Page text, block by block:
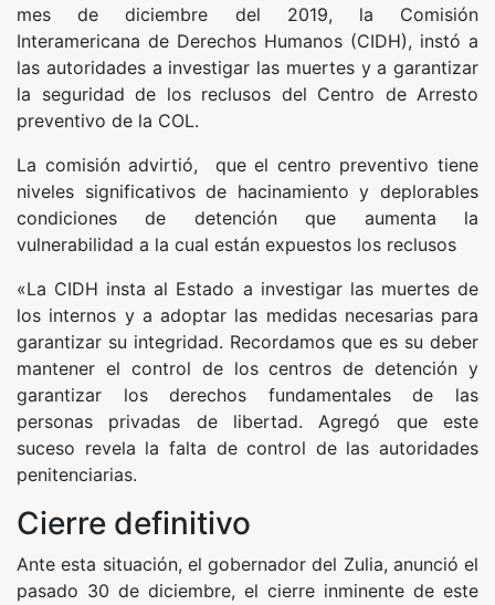
mes de diciembre del 2019, la Comisión
Interamericana de Derechos Humanos (CIDH), instó a
las autoridades a investigar las muertes y a garantizar
la seguridad de los reclusos del Centro de Arresto
preventivo de la COL.
La comisión advirtió, que el centro preventivo tiene
niveles significativos de hacinamiento y deplorables
condiciones de detención que aumenta la
vulnerabilidad a la cual están expuestos los reclusos
«La CIDH insta al Estado a investigar las muertes de
los internos y a adoptar las medidas necesarias para
garantizar su integridad. Recordamos que es su deber
mantener el control de los centros de detención y
garantizar los derechos fundamentales de las
personas privadas de libertad. Agregó que este
suceso revela la falta de control de las autoridades
penitenciarias.
Cierre definitivo
Ante esta situación, el gobernador del Zulia, anunció el
pasado 30 de diciembre, el cierre inminente de este